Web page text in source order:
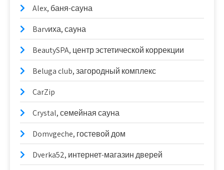
Alex, баня-сауна
Barvиха, сауна
BeautySPA, центр эстетической коррекции
Beluga club, загородный комплекс
CarZip
Crystal, семейная сауна
Domvgeche, гостевой дом
Dverka52, интернет-магазин дверей